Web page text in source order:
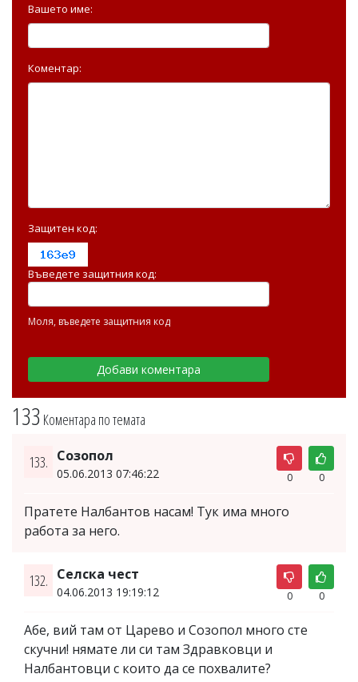
133 Коментара по темата
133. Созопол
05.06.2013 07:46:22 0 0
Пратете Налбантов насам! Тук има много
работа за него.
132. Селска чест
04.06.2013 19:19:12 0 0
Абе, вий там от Царево и Созопол много сте
скучни! нямате ли си там Здравковци и
Налбантовци с които да се похвалите?
Вашето име:
Коментар:
Защитен код:
Въведете защитния код:
Моля, въведете защитния код